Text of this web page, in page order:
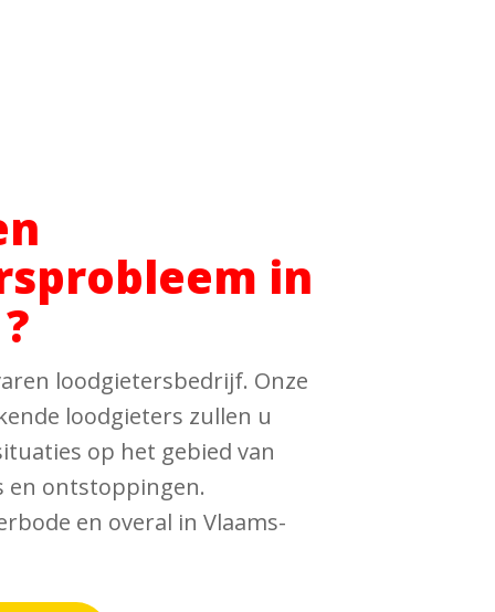
in
loodgietersbedrijf. Onze
loodgieters zullen u
op het gebied van
en ontstoppingen.
en overal in Vlaams-